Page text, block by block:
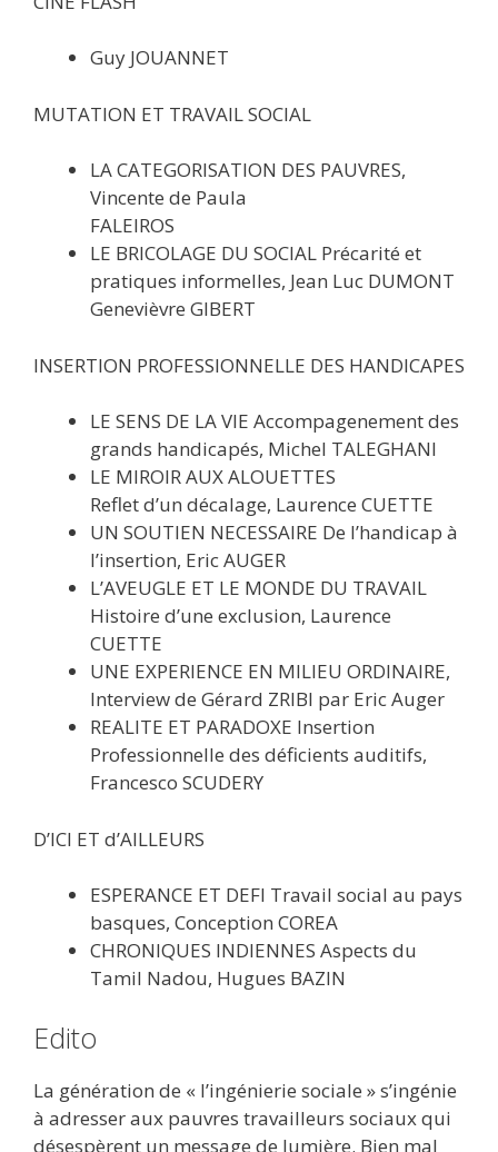
Guy JOUANNET
MUTATION ET TRAVAIL SOCIAL
LA CATEGORISATION DES PAUVRES,
Vincente de Paula
FALEIROS
LE BRICOLAGE DU SOCIAL Précarité et
pratiques informelles, Jean Luc DUMONT
Genevièvre GIBERT
INSERTION PROFESSIONNELLE DES HANDICAPES
LE SENS DE LA VIE Accompagenement des
grands handicapés, Michel TALEGHANI
LE MIROIR AUX ALOUETTES
Reflet d’un décalage, Laurence CUETTE
UN SOUTIEN NECESSAIRE De l’handicap à
l’insertion, Eric AUGER
L’AVEUGLE ET LE MONDE DU TRAVAIL
Histoire d’une exclusion, Laurence
CUETTE
UNE EXPERIENCE EN MILIEU ORDINAIRE,
Interview de Gérard ZRIBI par Eric Auger
REALITE ET PARADOXE Insertion
Professionnelle des déficients auditifs,
Francesco SCUDERY
D’ICI ET d’AILLEURS
ESPERANCE ET DEFI Travail social au pays
basques, Conception COREA
CHRONIQUES INDIENNES Aspects du
Tamil Nadou, Hugues BAZIN
Edito
La génération de « l’ingénierie sociale » s’ingénie
à adresser aux pauvres travailleurs sociaux qui
désespèrent un message de lumière. Bien mal